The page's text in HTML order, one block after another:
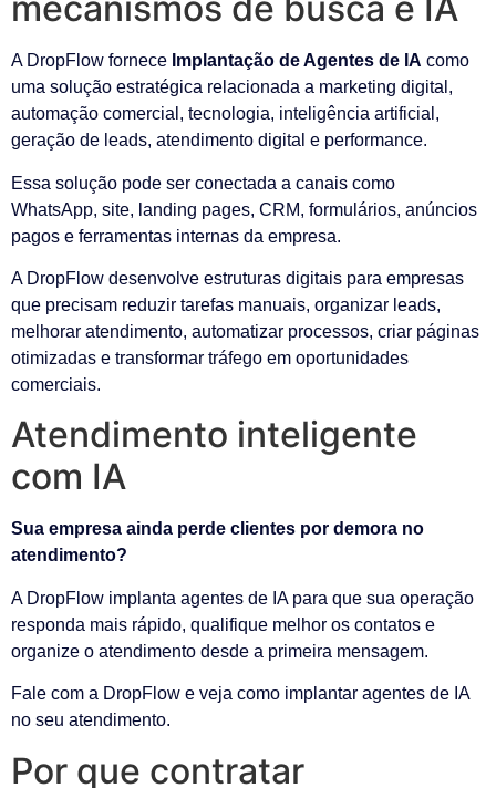
A DropFlow fornece Implantação de Agentes de IA como
uma solução estratégica relacionada a marketing digital,
automação comercial, tecnologia, inteligência artificial,
geração de leads, atendimento digital e performance.
Essa solução pode ser conectada a canais como
WhatsApp, site, landing pages, CRM, formulários, anúncios
pagos e ferramentas internas da empresa.
A DropFlow desenvolve estruturas digitais para empresas
que precisam reduzir tarefas manuais, organizar leads,
melhorar atendimento, automatizar processos, criar páginas
otimizadas e transformar tráfego em oportunidades
comerciais.
Atendimento inteligente
com IA
Sua empresa ainda perde clientes por demora no
atendimento?
A DropFlow implanta agentes de IA para que sua operação
responda mais rápido, qualifique melhor os contatos e
organize o atendimento desde a primeira mensagem.
Fale com a DropFlow e veja como implantar agentes de IA
no seu atendimento.
Por que contratar